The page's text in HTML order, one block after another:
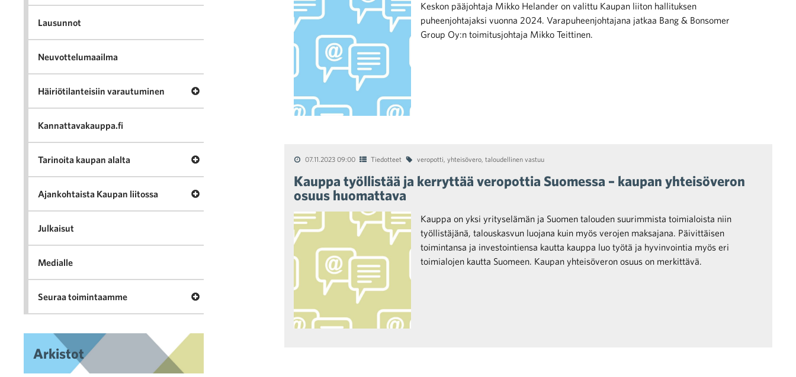
Keskon pääjohtaja Mikko Helander on valittu Kaupan liiton hallituksen
puheenjohtajaksi vuonna 2024. Varapuheenjohtajana jatkaa Bang & Bonsomer
Group Oy:n toimitusjohtaja Mikko Teittinen.
07.11.2023 09:00 Tiedotteet veropotti, yhteisövero, taloudellinen vastuu
Kauppa työllistää ja kerryttää veropottia Suomessa – kaupan yhteisöveron
osuus huomattava
Kauppa on yksi yrityselämän ja Suomen talouden suurimmista toimialoista niin
työllistäjänä, talouskasvun luojana kuin myös verojen maksajana. Päivittäisen
toimintansa ja investointiensa kautta kauppa luo työtä ja hyvinvointia myös eri
toimialojen kautta Suomeen. Kaupan yhteisöveron osuus on merkittävä.
Lausunnot
Neuvottelumaailma
Häiriötilanteisiin varautuminen Avaa valikko Häiriötilanteisiin varautuminen
Kannattavakauppa.fi
Tarinoita kaupan alalta Avaa valikko Tarinoita kaupan alalta
Ajankohtaista Kaupan liitossa Avaa valikko Ajankohtaista Kaupan liitossa
Julkaisut
Medialle
Seuraa toimintaamme Avaa valikko Seuraa toimintaamme
Arkistot